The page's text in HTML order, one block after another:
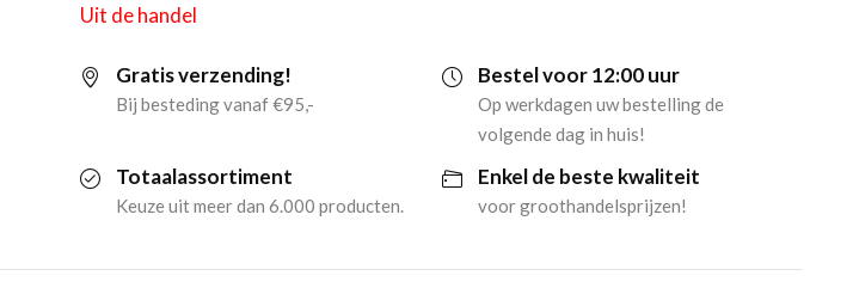
Uit de handel
Gratis verzending!
Bij besteding vanaf €95,-
Bestel voor 12:00 uur
Op werkdagen uw bestelling de
volgende dag in huis!
Totaalassortiment
Keuze uit meer dan 6.000 producten.
Enkel de beste kwaliteit
voor groothandelsprijzen!